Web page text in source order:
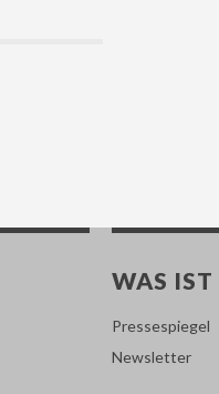
WAS IST
Pressespiegel
Newsletter